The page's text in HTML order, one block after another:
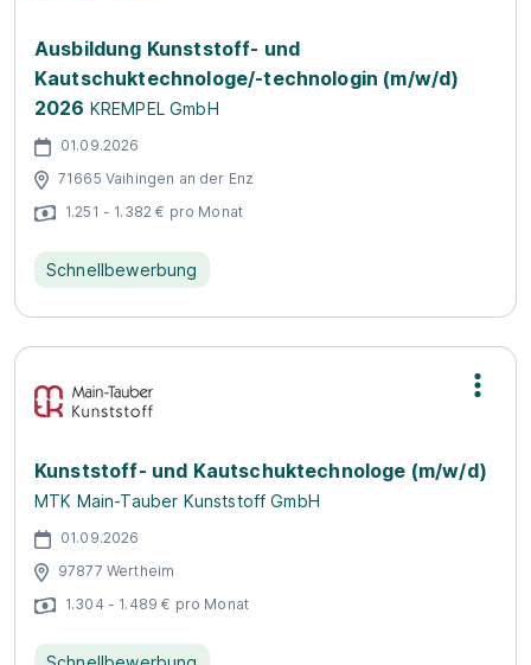
Ausbildung Kunststoff- und
Kautschuktechnologe/-technologin (m/w/d)
2026 KREMPEL GmbH
01.09.2026
71665 Vaihingen an der Enz
1.251 - 1.382 € pro Monat
Schnellbewerbung
Kunststoff- und Kautschuktechnologe (m/w/d)
MTK Main-Tauber Kunststoff GmbH
01.09.2026
97877 Wertheim
1.304 - 1.489 € pro Monat